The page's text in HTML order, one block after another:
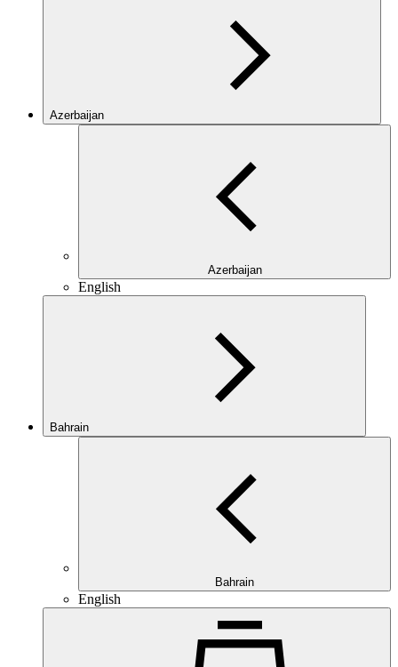
Azerbaijan
Azerbaijan
English
Bahrain
Bahrain
English